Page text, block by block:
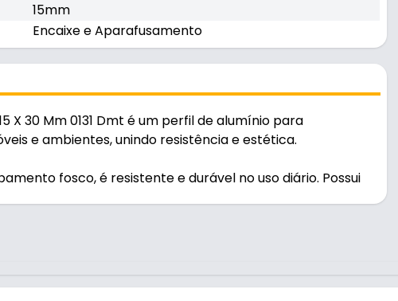
15mm
Encaixe e Aparafusamento
X 30 Mm 0131 Dmt é um perfil de alumínio para
e ambientes, unindo resistência e estética.
fosco, é resistente e durável no uso diário. Possui